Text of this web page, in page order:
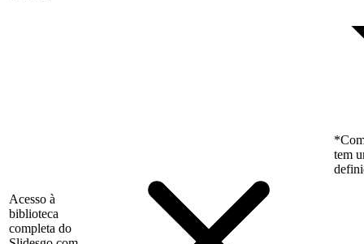
tem
Acesso à
biblioteca
completa do